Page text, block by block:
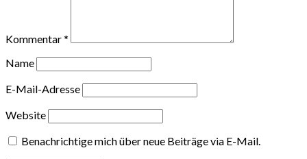
Kommentar*
Name
E-Mail-Adresse
Website
Benachrichtige mich über neue Beiträge via E-Mail.